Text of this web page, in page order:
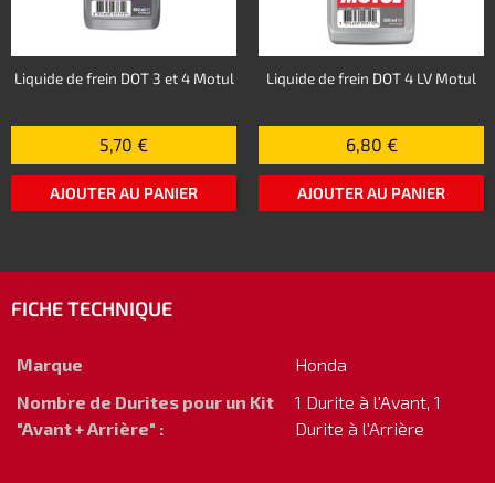
Liquide de frein DOT 3 et 4 Motul
5,70 €
AJOUTER AU PANIER
Liquide de frein DOT 4 LV Motul
6,80 €
AJOUTER AU PANIER
FICHE TECHNIQUE
Marque
Honda
Nombre de Durites pour un Kit
"Avant + Arrière" :
1 Durite à l'Avant, 1
Durite à l'Arrière